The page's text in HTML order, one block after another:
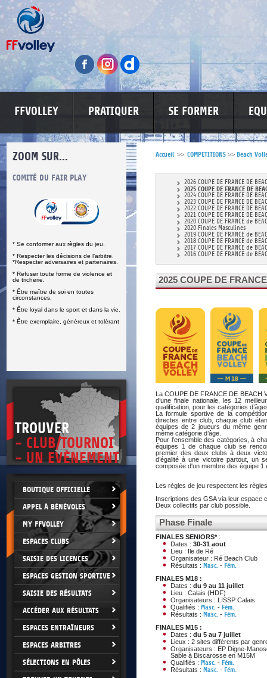
FFVOLLEY PRATIQUER SE FORMER
ZOOM SUR...
COMITÉ DU FAIR PLAY
* Se conformer aux règles du jeu.
* Respecter les décisions de l’arbitre.
*Respecter adversaires et partenaires.
* Refuser toute forme de violence et
de tricherie.
* Être maître de soi en toutes
circonstances.
* Être loyal dans le sport et dans la vie.
* Être exemplaire, généreux et tolérant
LUTTE CONTRE LES VIOLENCES MA PETITE
TROUVER
- CLUB/TOURNOI
- UN EVÈNEMENT
BOUTIQUE OFFICIELLE
APPEL À BÉNÉVOLES
MY FFVOLLEY
ESPACES CLUBS
SAISIE DES LICENCES
ESPACES GESTION SPORTIVE
SAISIE DES RÉSULTATS
ACCÉDER AUX RÉSULTATS
ESPACES ENTRAÎNEURS
ESPACES ARBITRES
SÉLECTIONS EN PÔLES
Accueil >> COMPETITIONS >> Beach
2026 COUPE DE FRANCE DE
2025 COUPE DE FRANCE DE
2024 COUPE DE FRANCE DE
2023 COUPE DE FRANCE DE
2022 COUPE DE FRANCE DE
2021 COUPE DE FRANCE DE
2020 COUPE DE FRANCE de
2020 Finales Masculines
2019 COUPE DE FRANCE de
2018 COUPE DE FRANCE de
2017 COUPE DE FRANCE de
2016 COUPE DE FRANCE de
2025 COUPE DE
La COUPE DE FRANCE DE BEACH
d’une finale nationale, les 12
qualification, pour les catégories
La formule sportive de la
directes entre club, chaque club
équipes de 2 joueurs du même
même catégorie d’âge.
Pour l'ensemble des catégories, à
équipes 1 de chaque club se
premier des deux clubs à deux
d’égalité à une victoire partout, un
composée d'un membre des équipe 1
Les règles de jeu respectent les
Inscriptions des GSA via leur espace
Deux collectifs par club possible.
Phase Finale
FINALES SENIORS*:
Dates : 30-31 aout
Lieu : Ile de Ré
Organisateur : Ré Beach Club
Résultats : Masc. - Fém.
FINALES M18 :
Dates : du 9 au 11 juillet
Lieu : Calais (HDF)
Organisateurs : LISSP Calais
Qualifiés : Masc. - Fém.
Résultats : Masc. - Fém.
FINALES M15 :
Dates : du 5 au 7 juillet
Lieux : 2 sites différents par
Organisateurs : EP Digne-
Sable à Biscarosse en M15M
Qualifiés : Masc. - Fém.
Résultats : Masc. - Fém.